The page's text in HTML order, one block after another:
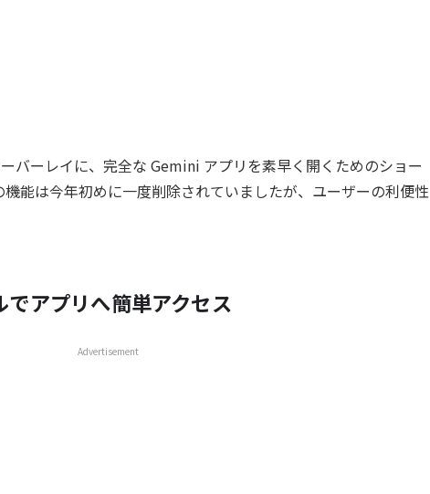
バーレイに、完全な Gemini アプリを素早く開くためのショー
能は今年初めに一度削除されていましたが、ユーザーの利便性
アプリへ簡単アクセス
Advertisement